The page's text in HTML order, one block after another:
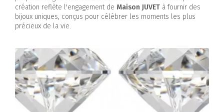
création reflète l'engagement de Maison JUVET à fournir des
bijoux uniques, conçus pour célébrer les moments les plus
précieux de la vie.